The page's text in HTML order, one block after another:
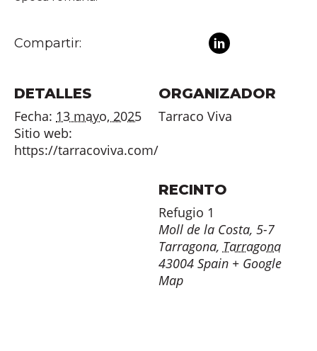
DETALLES
Fecha: 13 mayo, 2025
Sitio web:
https://tarracoviva.com/
ORGANIZADOR
Tarraco Viva
RECINTO
Refugio 1
Moll de la Costa, 5-7
Tarragona, Tarragona
43004 Spain + Google
Map
Compartir: